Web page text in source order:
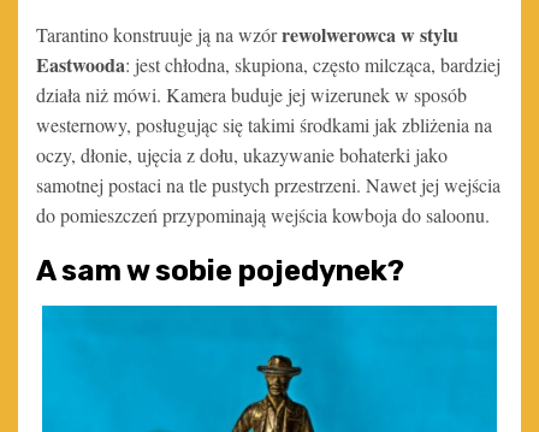
Tarantino konstruuje ją na wzórrewolwerowca w stylu
Eastwooda: jest chłodna, skupiona, często milcząca, bardziej
działa niż mówi. Kamera buduje jej wizerunek w sposób
westernowy, posługując się takimi środkami jak zbliżenia na
oczy, dłonie, ujęcia z dołu, ukazywanie bohaterki jako
samotnej postaci na tle pustych przestrzeni. Nawet jej wejścia
do pomieszczeń przypominają wejścia kowboja do saloonu.
A sam w sobie pojedynek?